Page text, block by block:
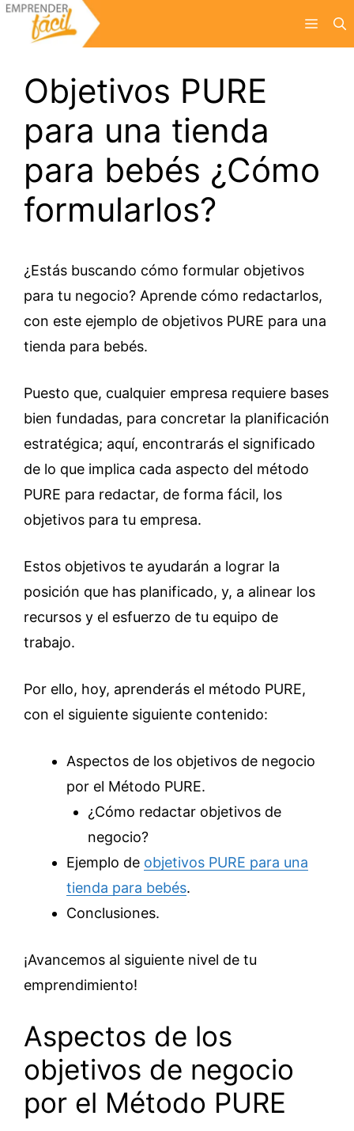
Saltar
Menú
Objetivos PURE
para una tienda
para bebés ¿Cómo
formularlos?
¿Estás buscando cómo formular objetivos
para tu negocio? Aprende cómo redactarlos,
con este ejemplo de objetivos PURE para una
tienda para bebés.
Puesto que, cualquier empresa requiere bases
bien fundadas, para concretar la planificación
estratégica; aquí, encontrarás el significado
de lo que implica cada aspecto del método
PURE para redactar, de forma fácil, los
objetivos para tu empresa.
Estos objetivos te ayudarán a lograr la
posición que has planificado, y, a alinear los
recursos y el esfuerzo de tu equipo de
trabajo.
Por ello, hoy, aprenderás el método PURE,
con el siguiente siguiente contenido:
Aspectos de los objetivos de negocio
por el Método PURE.
¿Cómo redactar objetivos de
negocio?
Ejemplo de objetivos PURE para una
tienda para bebés.
Conclusiones.
¡Avancemos al siguiente nivel de tu
emprendimiento!
Aspectos de los
objetivos de negocio
por el Método PURE